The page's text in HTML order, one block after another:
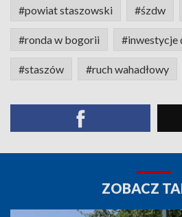
#powiat staszowski #śzdw
#ronda w bogorii #inwestycje
#staszów #ruch wahadłowy
ZOBACZ